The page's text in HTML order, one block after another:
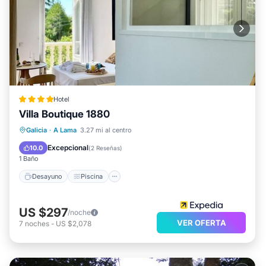
Hotel
Villa Boutique 1880
Galicia · A Lama 3.27 mi al centro
10.0 Excepcional(2 Reseñas)
1 Baño
Desayuno Piscina
Desayuno Piscina
Balcón/Terraza
US $297/noche
7 noches - US $2,078 VER OFERTA